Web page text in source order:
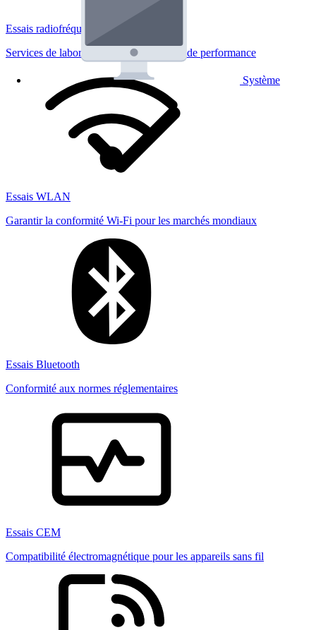
Système
Essais radiofréquences
Services de laboratoire réglementaires et de performance
Essais WLAN
Garantir la conformité Wi-Fi pour les marchés mondiaux
Essais Bluetooth
Conformité aux normes réglementaires
Essais CEM
Compatibilité électromagnétique pour les appareils sans fil